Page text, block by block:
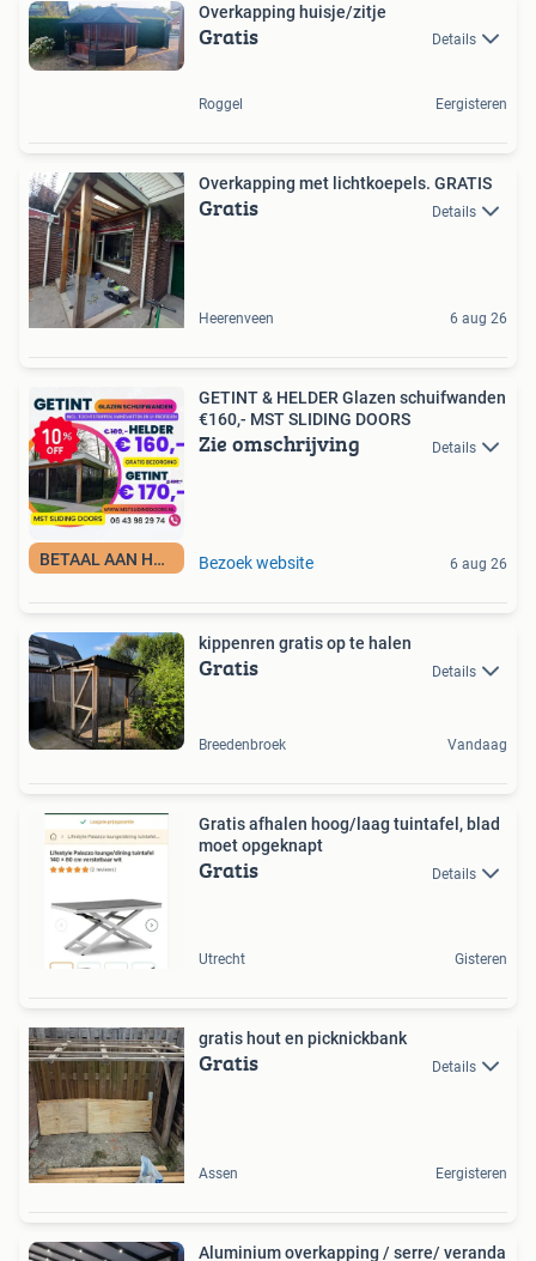
Overkapping huisje/zitje
Gratis Details
Roggel Eergisteren
Overkapping met lichtkoepels. GRATIS
Gratis Details
Heerenveen 6 aug 26
BETAAL AAN HUIS!
GETINT & HELDER Glazen schuifwanden
€160,- MST SLIDING DOORS
Zie omschrijving Details
Bezoek website 6 aug 26
kippenren gratis op te halen
Gratis Details
Breedenbroek Vandaag
Gratis afhalen hoog/laag tuintafel, blad
moet opgeknapt
Gratis Details
Utrecht Gisteren
gratis hout en picknickbank
Gratis Details
Assen Eergisteren
Aluminium overkapping / serre/ veranda